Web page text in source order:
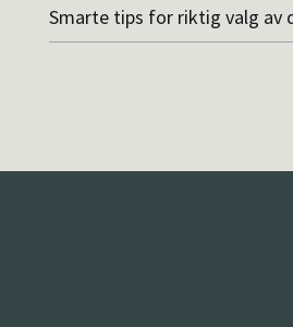
Smarte tips for riktig valg av